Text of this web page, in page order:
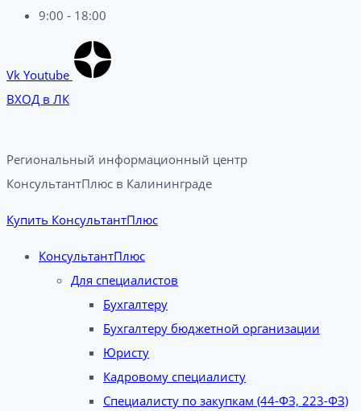
9:00 - 18:00
Vk Youtube
ВХОД в ЛК
Региональный информационный центр
КонсультантПлюс в Калининграде​
Купить КонсультантПлюс
КонсультантПлюс
Для специалистов
Бухгалтеру
Бухгалтеру бюджетной организации
Юристу
Кадровому специалисту
Специалисту по закупкам (44-ФЗ, 223-ФЗ)